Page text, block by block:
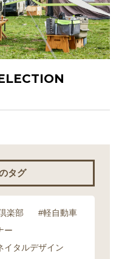
タグ
楽部
#軽自動車
ー
イタルデザイン